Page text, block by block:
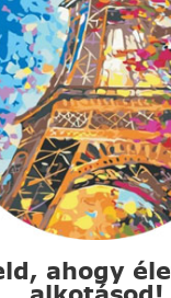
ahogy